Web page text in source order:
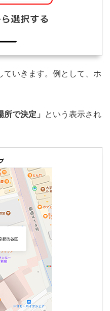
いきます。例として、ホ
所で決定」 という表示され